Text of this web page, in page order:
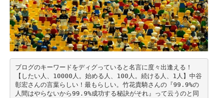
ブログのキーワードをディグっていると名言に度々出逢える！
【したい人、10000人。始める人、100人。続ける人、1人】中谷
彰宏さんの言葉らしい！最もらしい。竹花貴騎さんの『99.9%の
人間はやらないから99.9%成功する秘訣がそれ』って云うのと同